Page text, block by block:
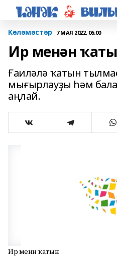
Көләмәстәр 7 МАЯ 2022, 06:00
Ир менән
Ғаиләлә ҡатын
мығырлауҙы һәм
аңлай.
Ир менән ҡатын